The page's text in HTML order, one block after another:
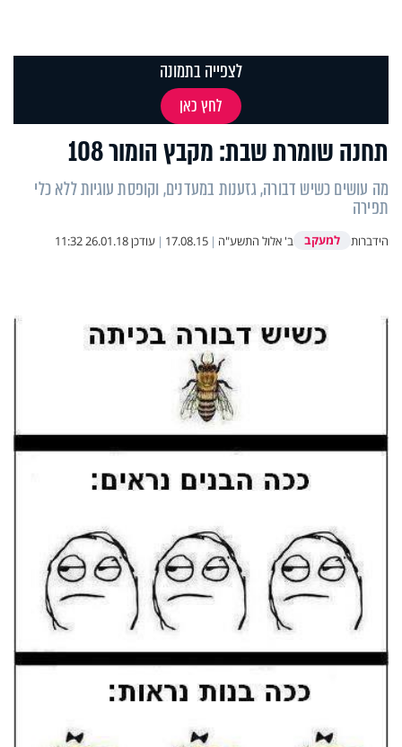
תחנה שומרת שבת: מקבץ הומור 108
מה עושים כשיש דבורה, גזענות במעדנים, וקופסת עוגיות ללא כלי
תפירה
הידברות למעקב ב' אלול התשע"ה |
17.08.15
| עודכן26.01.18 11:32
לצפייה בתמונה
לחץ כאן